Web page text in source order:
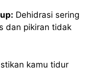
Dehidrasi sering
dan pikiran tidak
kamu tidur